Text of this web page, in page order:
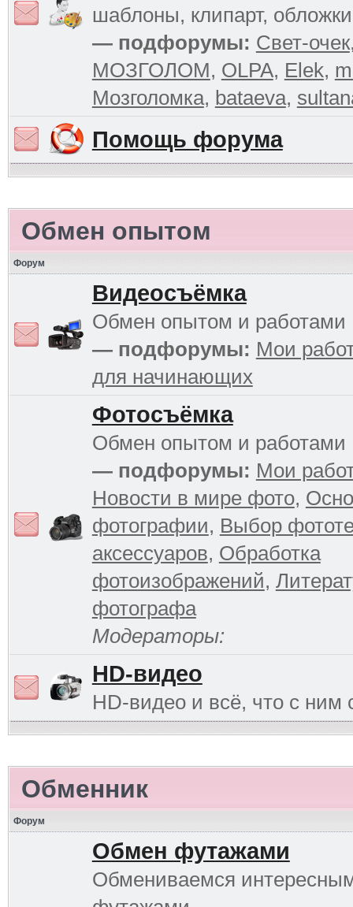
шаблоны, клипарт,
— подфорумы: Свет-очек
МОЗГОЛОМ, OLPA, Elek,
Мозголомка, bataeva,
Помощь форума
Обмен опытом
Форум
Видеосъёмка
Обмен опытом и работами
— подфорумы: Мои
для начинающих
Фотосъёмка
Обмен опытом и работами
— подфорумы: Мои
Новости в мире фото,
фотографии, Выбор
аксессуаров, Обработка
фотоизображений,
фотографа
Модераторы:
HD-видео
HD-видео и всё, что с ним
Обменник
Форум
Обмен футажами
Обмениваемся